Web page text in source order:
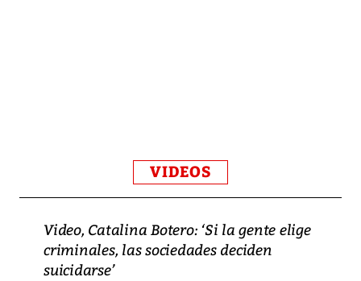
VIDEOS
Video, Catalina Botero: ‘Si la gente elige
criminales, las sociedades deciden
suicidarse’